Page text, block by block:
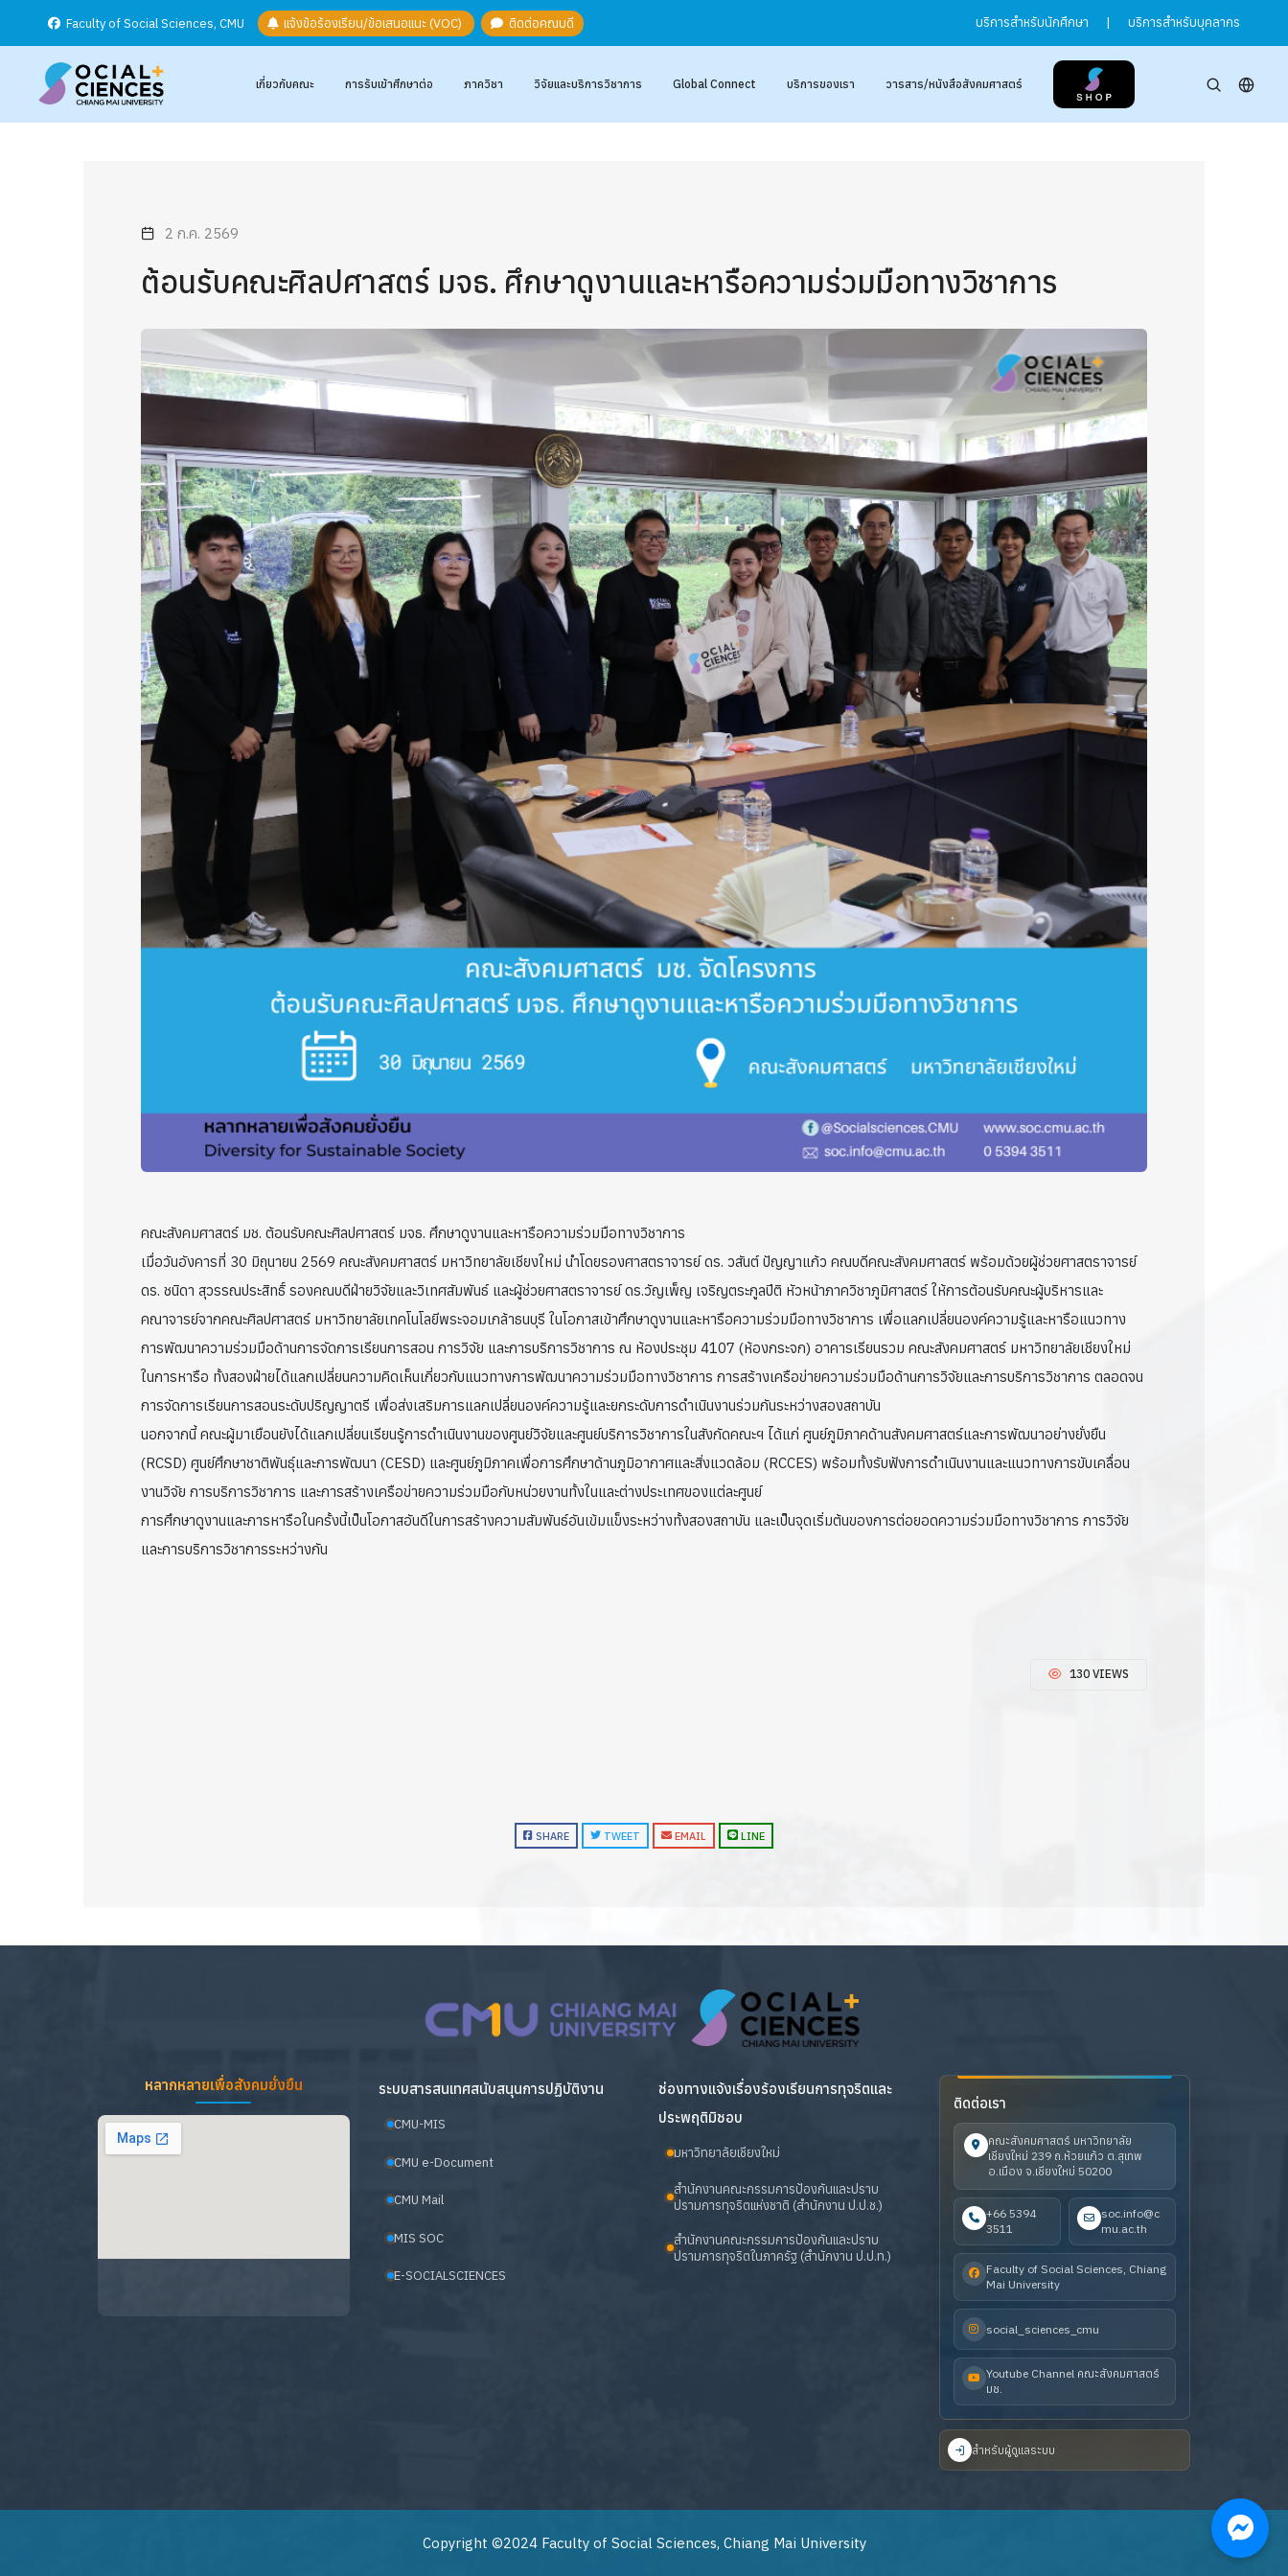
Faculty of Social Sciences, CMU แจ้งข้อร้องเรียน/ข้อเสนอแนะ (VOC) ติดต่อคณบดี บริการสำหรับนักศึกษา | บริการสำหรับบุคลากร
เกี่ยวกับคณะ การรับเข้าศึกษาต่อ ภาควิชา วิจัยและบริการวิชาการ Global Connect บริการของเรา วารสาร/หนังสือสังคมศาสตร์
2 ก.ค. 2569
ต้อนรับคณะศิลปศาสตร์ มจธ. ศึกษาดูงานและหารือความร่วมมือทางวิชาการ
คณะสังคมศาสตร์ มช. ต้อนรับคณะศิลปศาสตร์ มจธ. ศึกษาดูงานและหารือความร่วมมือทางวิชาการ
เมื่อวันอังคารที่ 30 มิถุนายน 2569 คณะสังคมศาสตร์ มหาวิทยาลัยเชียงใหม่ นำโดยรองศาสตราจารย์ ดร. วสันต์ ปัญญาแก้ว คณบดีคณะสังคมศาสตร์ พร้อมด้วยผู้ช่วยศาสตราจารย์
ดร. ชนิดา สุวรรณประสิทธิ์ รองคณบดีฝ่ายวิจัยและวิเทศสัมพันธ์ และผู้ช่วยศาสตราจารย์ ดร.วัญเพ็ญ เจริญตระกูลปีติ หัวหน้าภาควิชาภูมิศาสตร์ ให้การต้อนรับคณะผู้บริหารและ
คณาจารย์จากคณะศิลปศาสตร์ มหาวิทยาลัยเทคโนโลยีพระจอมเกล้าธนบุรี ในโอกาสเข้าศึกษาดูงานและหารือความร่วมมือทางวิชาการ เพื่อแลกเปลี่ยนองค์ความรู้และหารือแนวทาง
การพัฒนาความร่วมมือด้านการจัดการเรียนการสอน การวิจัย และการบริการวิชาการ ณ ห้องประชุม 4107 (ห้องกระจก) อาคารเรียนรวม คณะสังคมศาสตร์ มหาวิทยาลัยเชียงใหม่
ในการหารือ ทั้งสองฝ่ายได้แลกเปลี่ยนความคิดเห็นเกี่ยวกับแนวทางการพัฒนาความร่วมมือทางวิชาการ การสร้างเครือข่ายความร่วมมือด้านการวิจัยและการบริการวิชาการ ตลอดจน
การจัดการเรียนการสอนระดับปริญญาตรี เพื่อส่งเสริมการแลกเปลี่ยนองค์ความรู้และยกระดับการดำเนินงานร่วมกันระหว่างสองสถาบัน
นอกจากนี้ คณะผู้มาเยือนยังได้แลกเปลี่ยนเรียนรู้การดำเนินงานของศูนย์วิจัยและศูนย์บริการวิชาการในสังกัดคณะฯ ได้แก่ ศูนย์ภูมิภาคด้านสังคมศาสตร์และการพัฒนาอย่างยั่งยืน
(RCSD) ศูนย์ศึกษาชาติพันธุ์และการพัฒนา (CESD) และศูนย์ภูมิภาคเพื่อการศึกษาด้านภูมิอากาศและสิ่งแวดล้อม (RCCES) พร้อมทั้งรับฟังการดำเนินงานและแนวทางการขับเคลื่อน
งานวิจัย การบริการวิชาการ และการสร้างเครือข่ายความร่วมมือกับหน่วยงานทั้งในและต่างประเทศของแต่ละศูนย์
การศึกษาดูงานและการหารือในครั้งนี้เป็นโอกาสอันดีในการสร้างความสัมพันธ์อันเข้มแข็งระหว่างทั้งสองสถาบัน และเป็นจุดเริ่มต้นของการต่อยอดความร่วมมือทางวิชาการ การวิจัย
และการบริการวิชาการระหว่างกัน
130 VIEWS
SHARE TWEET EMAIL LINE
หลากหลายเพื่อสังคมยั่งยืน ระบบสารสนเทศสนับสนุนการปฏิบัติงาน
CMU-MIS
CMU e-Document
CMU Mail
MIS SOC
E-SOCIALSCIENCES
ช่องทางแจ้งเรื่องร้องเรียนการทุจริตและ
ประพฤติมิชอบ
มหาวิทยาลัยเชียงใหม่
สำนักงานคณะกรรมการป้องกันและปราบ
ปรามการทุจริตแห่งชาติ (สำนักงาน ป.ป.ช.)
สำนักงานคณะกรรมการป้องกันและปราบ
ปรามการทุจริตในภาครัฐ (สำนักงาน ป.ป.ท.)
ติดต่อเรา
คณะสังคมศาสตร์ มหาวิทยาลัย
เชียงใหม่ 239 ถ.ห้วยแก้ว ต.สุเทพ
อ.เมือง จ.เชียงใหม่ 50200
+66 5394
3511
soc.info@c
mu.ac.th
Faculty of Social Sciences, Chiang
Mai University
social_sciences_cmu
Youtube Channel คณะสังคมศาสตร์
มช.
สำหรับผู้ดูแลระบบ
Copyright ©2024 Faculty of Social Sciences, Chiang Mai University